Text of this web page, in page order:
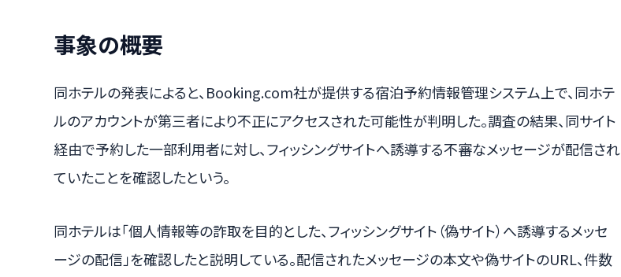
事象の概要
同ホテルの発表によると、Booking.com社が提供する宿泊予約情報管理システム上で、同ホテ
ルのアカウントが第三者により不正にアクセスされた可能性が判明した。調査の結果、同サイト
経由で予約した一部利用者に対し、フィッシングサイトへ誘導する不審なメッセージが配信され
ていたことを確認したという。
同ホテルは「個人情報等の詐取を目的とした、フィッシングサイト（偽サイト）へ誘導するメッセ
ージの配信」を確認したと説明している。配信されたメッセージの本文や偽サイトのURL、件数